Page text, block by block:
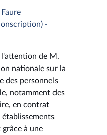
-
de M.
nationale sur la
des personnels
notamment des
en contrat
à une